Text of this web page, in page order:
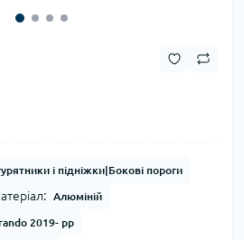
і підніжки|Бокові пороги
Алюміній
2019- рр